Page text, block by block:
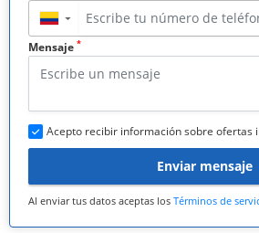
▼
Mensaje *
Acepto recibir información sobre ofertas
Enviar mensaje
Al enviar tus datos aceptas los Términos de